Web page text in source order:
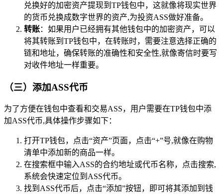
兑换好的加密资产提现到TP钱包中，这就像将现实世界
的货币兑换成数字世界的资产,为投资ASS做好准备。
转账：如果用户已经拥有其他钱包中的加密资产，可以
将其转账到TP钱包中，在转账时，需要注意选择正确的
链和地址，确保转账的准确性和安全性,就像寄信时要写
对收件地址一样重要。
（三）添加ASS代币
为了方便在钱包中查看和交易ASS，用户需要在TP钱包中添
加ASS代币,具体操作步骤如下：
打开TP钱包，点击“资产”页面，点击“+”号,就像在购物
清单中添加新的商品一样。
在搜索框中输入ASS的合约地址或代币名称，点击搜索,
系统会快速定位到ASS代币。
找到ASS代币后，点击“添加”按钮，即可将其添加到钱